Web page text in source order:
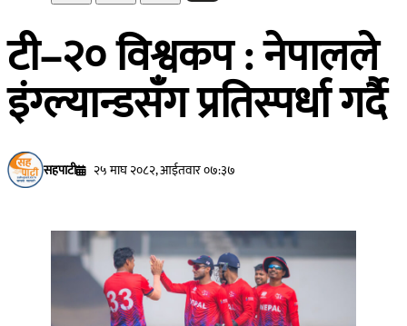
टी–२० विश्वकप : नेपालले
इंग्ल्यान्डसँग प्रतिस्पर्धा गर्दै
सहपाटी २५ माघ २०८२, आईतवार ०७:३७